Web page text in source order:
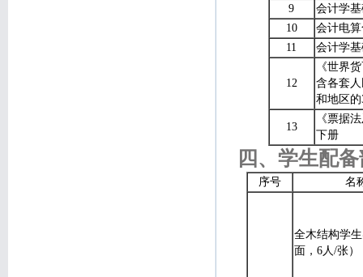
9
会计学基
10
会计电
11
会计学
12
《世界
含各套
和地区
13
《票据
下册
四、学生配
序号 名
全木结构学
面，6人/张）